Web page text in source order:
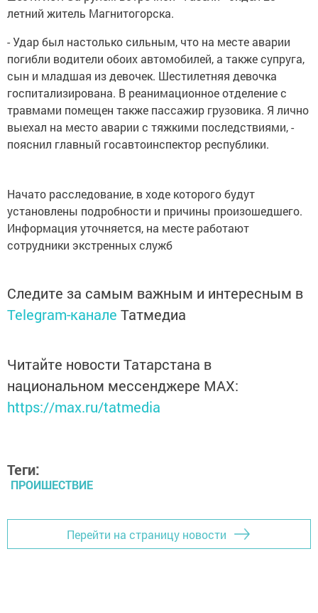
летний житель Магнитогорска.
- Удар был настолько сильным, что на месте аварии
погибли водители обоих автомобилей, а также супруга,
сын и младшая из девочек. Шестилетняя девочка
госпитализирована. В реанимационное отделение с
травмами помещен также пассажир грузовика. Я лично
выехал на место аварии с тяжкими последствиями, -
пояснил главный госавтоинспектор республики.
Начато расследование, в ходе которого будут
установлены подробности и причины произошедшего.
Информация уточняется, на месте работают
сотрудники экстренных служб
Следите за самым важным и интересным в
Telegram-канале Татмедиа
Читайте новости Татарстана в
национальном мессенджере MАХ:
https://max.ru/tatmedia
Теги:
ПРОИШЕСТВИЕ
Перейти на страницу новости